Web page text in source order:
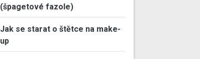
(špagetové fazole)
Jak se starat o štětce na make-
up